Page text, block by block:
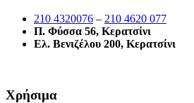
210 4320076 – 210 4620 077
Π. Φύσσα 56, Κερατσίνι
Ελ. Βενιζέλου 200, Κερατσίνι
Χρήσιμα